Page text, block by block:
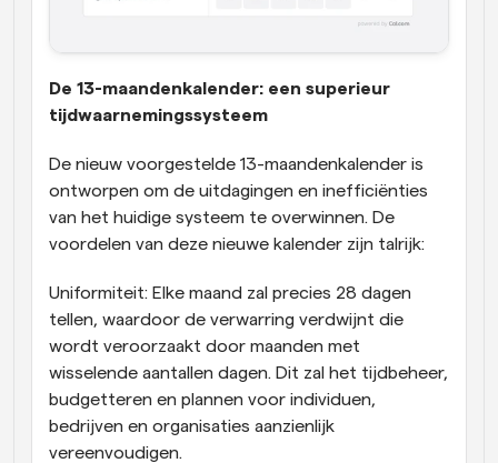
De 13-maandenkalender: een superieur
tijdwaarnemingssysteem
De nieuw voorgestelde 13-maandenkalender is
ontworpen om de uitdagingen en inefficiënties
van het huidige systeem te overwinnen. De
voordelen van deze nieuwe kalender zijn talrijk:
Uniformiteit: Elke maand zal precies 28 dagen
tellen, waardoor de verwarring verdwijnt die
wordt veroorzaakt door maanden met
wisselende aantallen dagen. Dit zal het tijdbeheer,
budgetteren en plannen voor individuen,
bedrijven en organisaties aanzienlijk
vereenvoudigen.